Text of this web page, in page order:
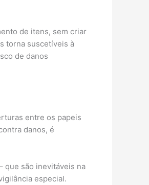
de itens, sem criar
torna suscetíveis à
de danos
entre os papeis
danos, é
que são inevitáveis ​​na
especial.